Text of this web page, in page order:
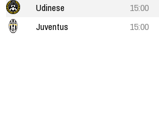
Udinese
15:00
Juventus
15:00